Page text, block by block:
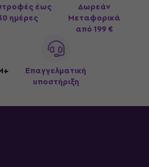
έως
ημέρες
Δωρεάν
Μεταφορικά
από 199 €
Επαγγελματική
υποστήριξη